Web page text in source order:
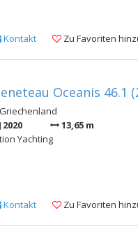
Kontakt Zu Favoriten
Oceanis 46.1
2020
13,65 m
Yachting
Kontakt Zu Favoriten